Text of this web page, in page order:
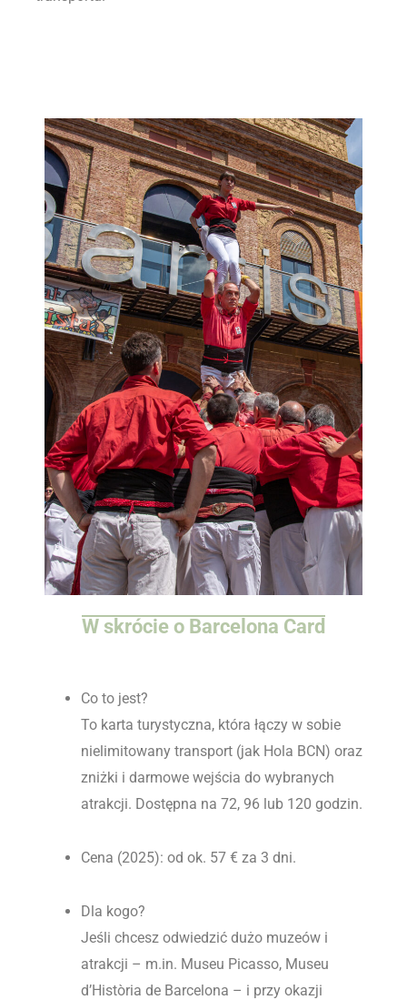
W skrócie o Barcelona Card
Co to jest?
To karta turystyczna, która łączy w sobie
nielimitowany transport (jak Hola BCN) oraz
zniżki i darmowe wejścia do wybranych
atrakcji. Dostępna na 72, 96 lub 120 godzin.
Cena (2025): od ok. 57 € za 3 dni.
Dla kogo?
Jeśli chcesz odwiedzić dużo muzeów i
atrakcji – m.in. Museu Picasso, Museu
d’Història de Barcelona – i przy okazji